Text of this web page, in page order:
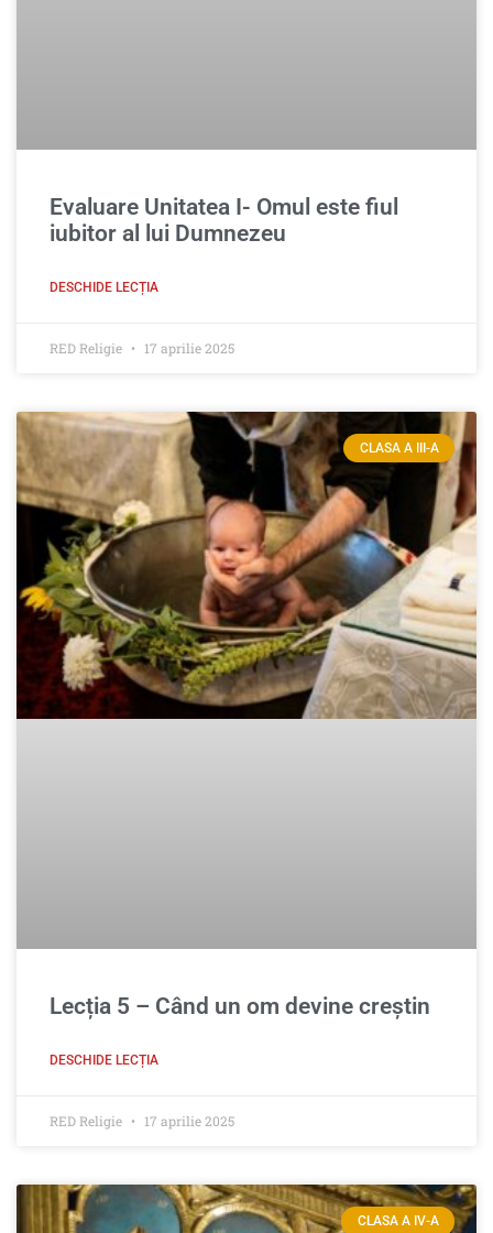
Evaluare Unitatea I- Omul este fiul
iubitor al lui Dumnezeu
DESCHIDE LECȚIA
RED Religie 17 aprilie 2025
CLASA A III-A
Lecția 5 – Când un om devine creştin
DESCHIDE LECȚIA
RED Religie 17 aprilie 2025
CLASA A IV-A